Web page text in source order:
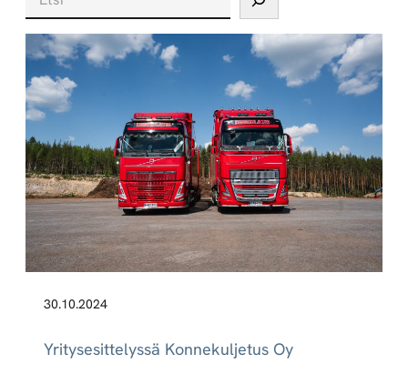
30.10.2024
Yritysesittelyssä Konnekuljetus Oy